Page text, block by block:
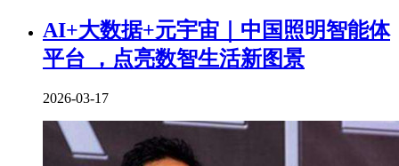
AI+大数据+元宇宙｜中国照明智能体
平台 ，点亮数智生活新图景
2026-03-17